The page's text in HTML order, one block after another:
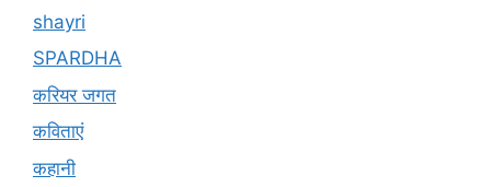
shayri
SPARDHA
करियर जगत
कविताएं
कहानी